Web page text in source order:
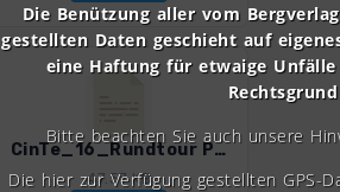
CinTe_16_Rundtour Pilgerhospiz Soviore.gpx
47.57 KB
Die Benützung aller vom
gestellten Daten geschieht auf
eine Haftung für etwaige
Bitte beachten Sie auch unsere
Die hier zur Verfügung gestellten GPS-